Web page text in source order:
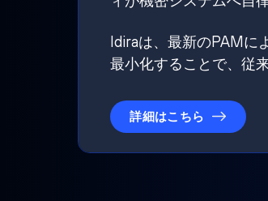
Idiraは、最新のPAMに
最小化することで、従
詳細はこちら